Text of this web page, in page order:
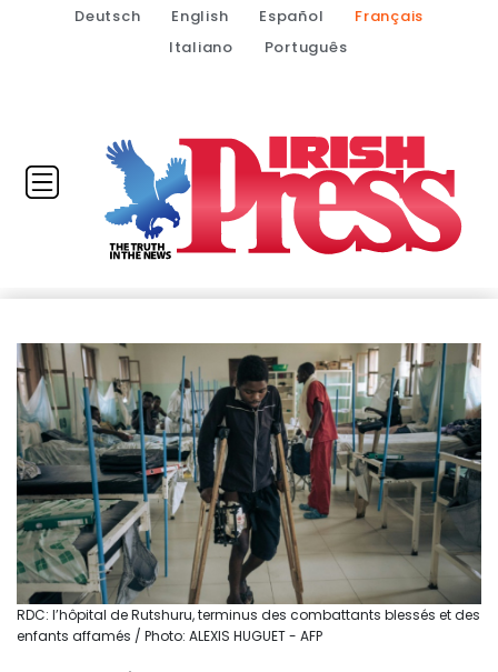
Deutsch English Español
Français
Italiano
Português
RDC: l’hôpital de Rutshuru, terminus des combattants blessés et des
enfants affamés / Photo: ALEXIS HUGUET - AFP